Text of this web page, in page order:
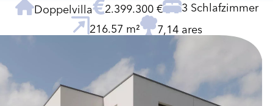
Doppelvilla 2.399.300 €
3 Schlafzimmer
216.57 m²
7,14 ares